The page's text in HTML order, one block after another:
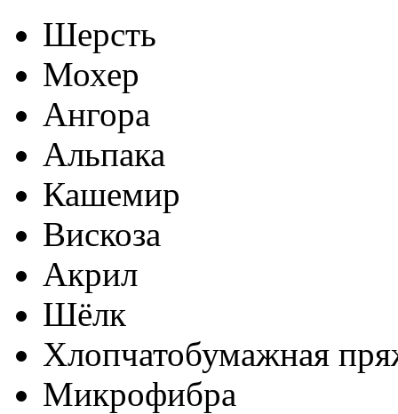
Шерсть
Мохер
Ангора
Альпака
Кашемир
Вискоза
Акрил
Шёлк
Хлопчатобумажная
Микрофибра